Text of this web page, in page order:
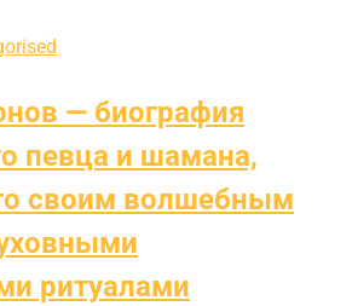
— биография
певца и шамана,
своим волшебным
ритуалами